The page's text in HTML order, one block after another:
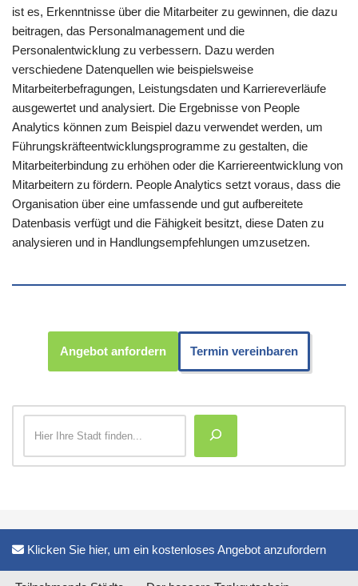
ist es, Erkenntnisse über die Mitarbeiter zu gewinnen, die dazu
beitragen, das Personalmanagement und die
Personalentwicklung zu verbessern. Dazu werden
verschiedene Datenquellen wie beispielsweise
Mitarbeiterbefragungen, Leistungsdaten und Karriereverläufe
ausgewertet und analysiert. Die Ergebnisse von People
Analytics können zum Beispiel dazu verwendet werden, um
Führungskräfteentwicklungsprogramme zu gestalten, die
Mitarbeiterbindung zu erhöhen oder die Karriereentwicklung von
Mitarbeitern zu fördern. People Analytics setzt voraus, dass die
Organisation über eine umfassende und gut aufbereitete
Datenbasis verfügt und die Fähigkeit besitzt, diese Daten zu
analysieren und in Handlungsempfehlungen umzusetzen.
Angebot anfordern Termin vereinbaren
Klicken Sie hier, um ein kostenloses Angebot anzufordern